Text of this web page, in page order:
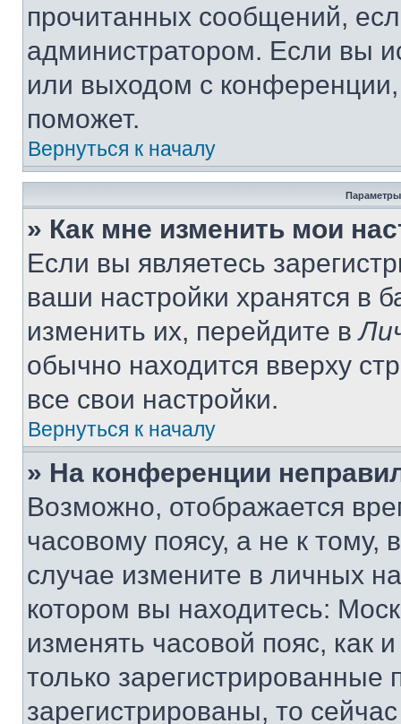
прочитанных сообщений,
администратором. Если вы
или выходом с
поможет.
Вернуться к началу
Параметры
» Как мне изменить мои
Если вы являетесь
ваши настройки хранятся в
изменить их, перейдите в
обычно находится вверху
все свои настройки.
Вернуться к началу
» На конференции
Возможно, отображается
часовому поясу, а не к тому,
случае измените в личных
котором вы находитесь:
изменять часовой пояс, как
только
зарегистрированы, то